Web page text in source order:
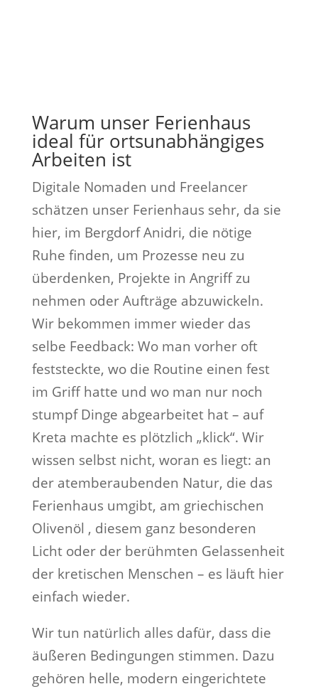
Warum unser Ferienhaus
ideal für ortsunabhängiges
Arbeiten ist
Digitale Nomaden und Freelancer
schätzen unser Ferienhaus sehr, da sie
hier, im Bergdorf Anidri, die nötige
Ruhe finden, um Prozesse neu zu
überdenken, Projekte in Angriff zu
nehmen oder Aufträge abzuwickeln.
Wir bekommen immer wieder das
selbe Feedback: Wo man vorher oft
feststeckte, wo die Routine einen fest
im Griff hatte und wo man nur noch
stumpf Dinge abgearbeitet hat – auf
Kreta machte es plötzlich „klick“. Wir
wissen selbst nicht, woran es liegt: an
der atemberaubenden Natur, die das
Ferienhaus umgibt, am griechischen
Olivenöl , diesem ganz besonderen
Licht oder der berühmten Gelassenheit
der kretischen Menschen – es läuft hier
einfach wieder.
Wir tun natürlich alles dafür, dass die
äußeren Bedingungen stimmen. Dazu
gehören helle, modern eingerichtete